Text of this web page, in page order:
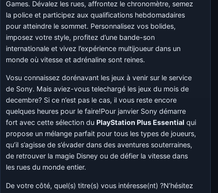
Games. Dévalez les rues, affrontez le chronomètre, semez
la police et participez aux qualifications hebdomadaires
pour atteindre le sommet. Personnalisez vos bolides,
imposez votre style, profitez d’une bande-son
internationale et vivez l’expérience multijoueur dans un
monde où vitesse et adrénaline sont reines.
Vosu connaissez dorénavant les jeux à venir sur le service
de Sony. Mais aviez-vous telechargé les jeux du mois de
decembre? Si ce n’est pas le cas, il vous reste encore
quelques heures pour le faire!Pour janvier Sony démarre
fort avec cette sélection du PlayStation Plus Essential qui
propose un mélange parfait pour tous les types de joueurs,
qu’il s’agisse de s’évader dans des aventures souterraines,
de retrouver la magie Disney ou de défier la vitesse dans
les rues du monde entier.
De votre côté, quel(s) titre(s) vous intéresse(nt) ?N’hésitez